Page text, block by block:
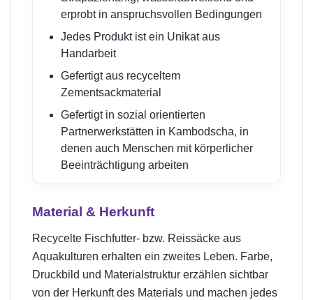
erprobt in anspruchsvollen Bedingungen
Jedes Produkt ist ein Unikat aus
Handarbeit
Gefertigt aus recyceltem
Zementsackmaterial
Gefertigt in sozial orientierten
Partnerwerkstätten in Kambodscha, in
denen auch Menschen mit körperlicher
Beeinträchtigung arbeiten
Material & Herkunft
Recycelte Fischfutter- bzw. Reissäcke aus
Aquakulturen erhalten ein zweites Leben. Farbe,
Druckbild und Materialstruktur erzählen sichtbar
von der Herkunft des Materials und machen jedes